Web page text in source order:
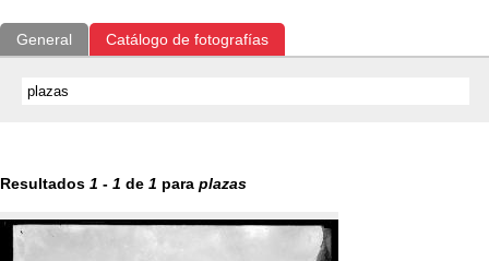
General Catálogo de fotografías
Resultados 1 - 1 de 1 para plazas